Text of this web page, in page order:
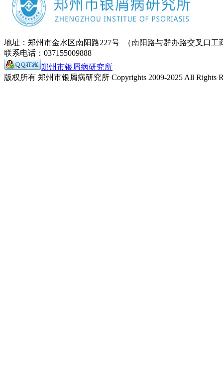
地址：郑州市金水区南阳路227号 （南阳路与群办路交叉口工
联系电话：037155009888
郑州市银屑病研究所
版权所有 郑州市银屑病研究所 Copyrights 2009-2025 All Rights